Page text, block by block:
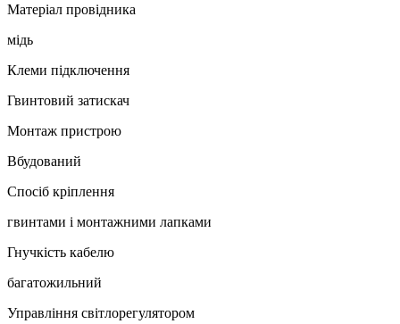
Матеріал провідника
мідь
Клеми підключення
Гвинтовий затискач
Монтаж пристрою
Вбудований
Спосіб кріплення
гвинтами і монтажними лапками
Гнучкість кабелю
багатожильний
Управління світлорегулятором